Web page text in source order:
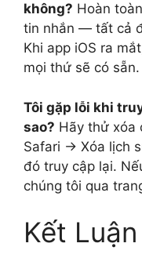
không? Hoàn
tin nhắn — tất cả
Khi app iOS ra
mọi thứ sẽ có sẵn.
Tôi gặp lỗi khi
sao? Hãy thử xóa
Safari → Xóa lịch
đó truy cập lại.
chúng tôi qua
Kết Luận